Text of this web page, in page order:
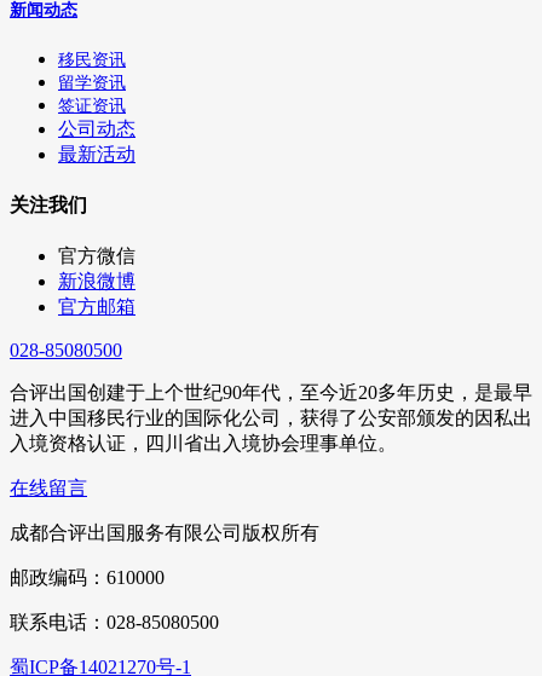
新闻动态
移民资讯
留学资讯
签证资讯
公司动态
最新活动
关注我们
官方微信
新浪微博
官方邮箱
028-85080500
合评出国创建于上个世纪90年代，至今近20多年历史，是最早
进入中国移民行业的国际化公司，获得了公安部颁发的因私出
入境资格认证，四川省出入境协会理事单位。
在线留言
成都合评出国服务有限公司版权所有
邮政编码：610000
联系电话：028-85080500
蜀ICP备14021270号-1